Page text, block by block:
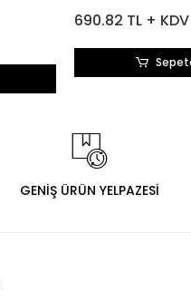
690.82 TL + KDV
GENİŞ ÜRÜN YELPAZESİ